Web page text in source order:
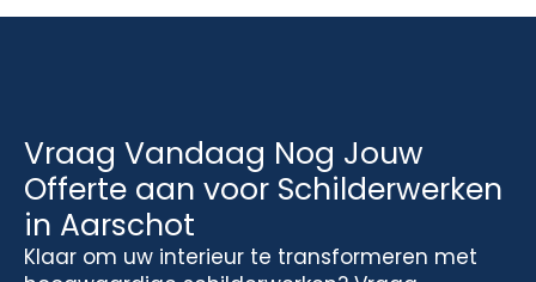
Vraag Vandaag Nog Jouw
Offerte aan voor Schilderwerken
in Aarschot
Klaar om uw interieur te transformeren met